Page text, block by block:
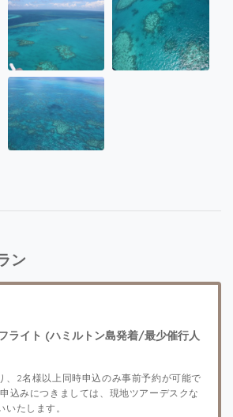
ン
ライト (ハミルトン島発着/最少催行人
、2名様以上同時申込のみ事前予約が可能で
込みにつきましては、現地ツアーデスクな
いたします。